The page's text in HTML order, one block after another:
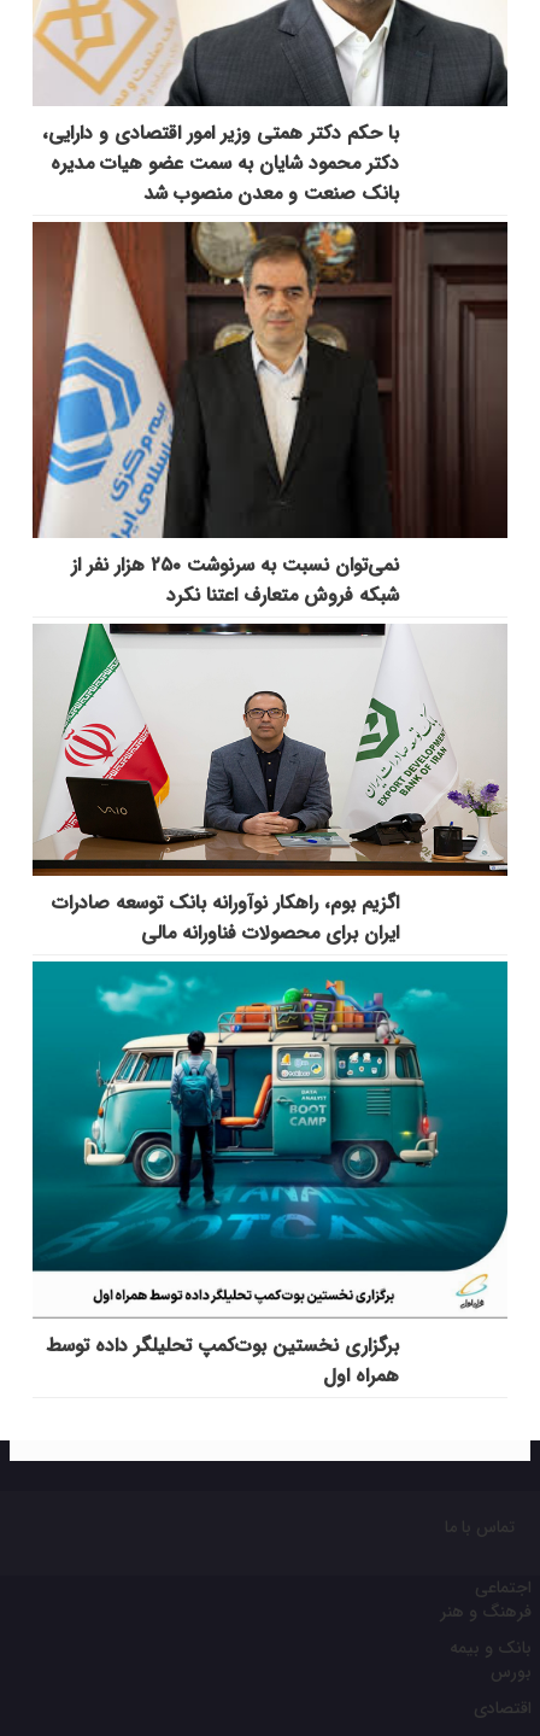
با حکم دکتر همتی وزیر امور اقتصادی و دارایی،
دکتر محمود شایان به سمت عضو هیات مدیره
بانک صنعت و معدن منصوب شد
نمی‌توان نسبت به سرنوشت ۲۵۰ هزار نفر از
شبکه فروش متعارف اعتنا نکرد
اگزیم بوم، راهکار نوآورانه بانک توسعه صادرات
ایران برای محصولات فناورانه مالی
برگزاری نخستین بوت‌کمپ تحلیلگر داده توسط
همراه اول
تماس با ما
اجتماعی
فرهنگ و هنر
بانک و بیمه
بورس
اقتصادی